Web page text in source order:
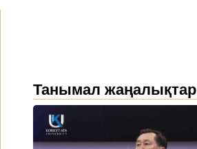
Танымал жаңалықтар